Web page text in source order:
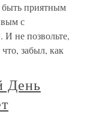
быть приятным
с
И не позвольте,
забыл, как
День